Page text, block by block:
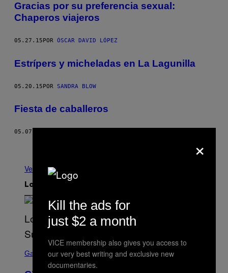
Gracias por su preferencia sexual:
Chaperos viajeros
05.27.15 POR ÓSCAR DAVID LÓPEZ
Estrípers y micheladas en La Lagunilla
05.20.15POR SANDRA BLOW
Fiesta de caballeros
05.07.15
Ver todo
Lo más reciente
C
Gaming
×
Kill the ads for
just $2 a month
VICE membership also gives you access to
our very best writing and exclusive new
documentaries.